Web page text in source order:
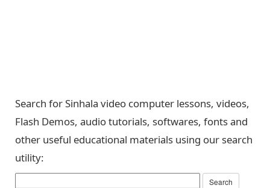
Search for Sinhala video computer lessons, videos,
Flash Demos, audio tutorials, softwares, fonts and
other useful educational materials using our search
utility: